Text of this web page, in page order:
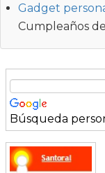
Gadget
Cumpleaños
Búsqueda